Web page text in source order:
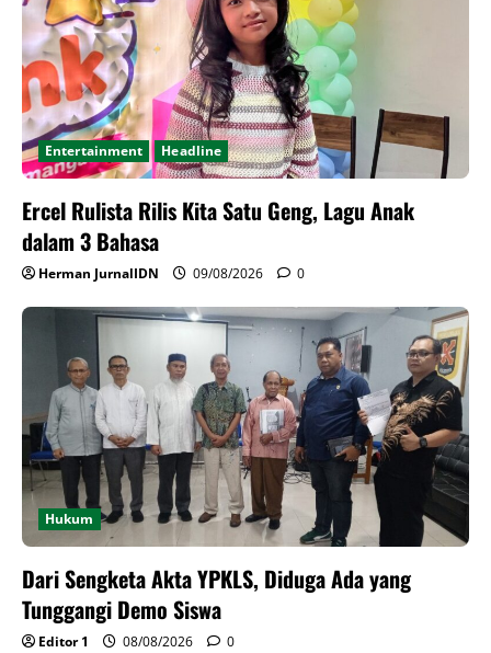
Entertainment Headline
Ercel Rulista Rilis Kita Satu Geng, Lagu Anak
dalam 3 Bahasa
Herman JurnalIDN 09/08/2026 0
Hukum
Dari Sengketa Akta YPKLS, Diduga Ada yang
Tunggangi Demo Siswa
Editor 1 08/08/2026 0